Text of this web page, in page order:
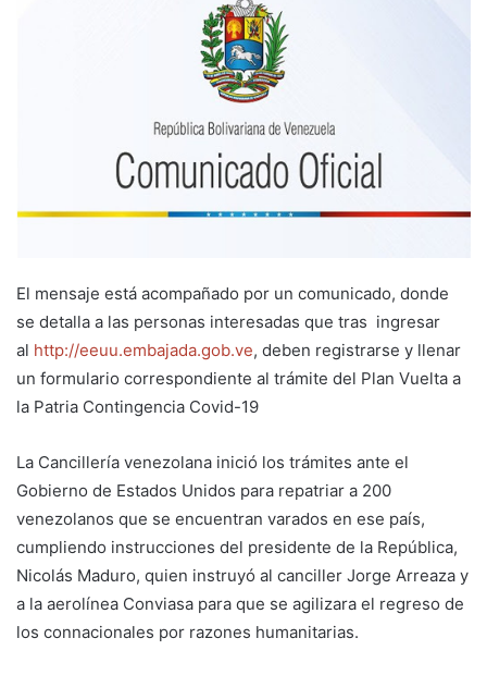
El mensaje está acompañado por un comunicado, donde
se detalla a las personas interesadas que tras ingresar
al http://eeuu.embajada.gob.ve, deben registrarse y llenar
un formulario correspondiente al trámite del Plan Vuelta a
la Patria Contingencia Covid-19
La Cancillería venezolana inició los trámites ante el
Gobierno de Estados Unidos para repatriar a 200
venezolanos que se encuentran varados en ese país,
cumpliendo instrucciones del presidente de la República,
Nicolás Maduro, quien instruyó al canciller Jorge Arreaza y
a la aerolínea Conviasa para que se agilizara el regreso de
los connacionales por razones humanitarias.